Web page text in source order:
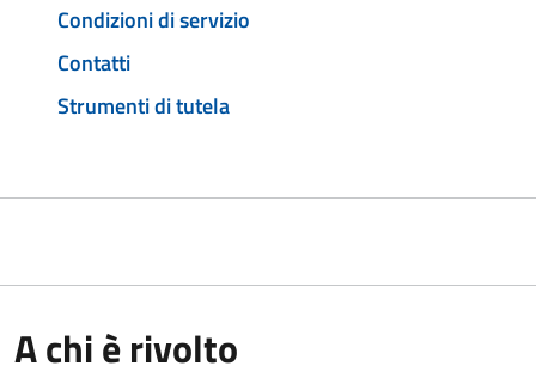
Condizioni di servizio
Contatti
Strumenti di tutela
A chi è rivolto